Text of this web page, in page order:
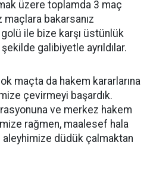
üzere toplamda 3 maç
bakarsanız
ile bize karşı üstünlük
galibiyetle ayrıldılar.
maçta da hakem kararlarına
çevirmeyi başardık.
ve merkez hakem
rağmen, maalesef hala
düdük çalmaktan